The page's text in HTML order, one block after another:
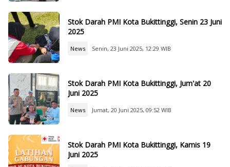
Stok Darah PMI Kota Bukittinggi, Senin 23 Juni
2025
News Senin, 23 Juni 2025, 12:29 WIB
Stok Darah PMI Kota Bukittinggi, Jum'at 20
Juni 2025
News Jumat, 20 Juni 2025, 09:52 WIB
Stok Darah PMI Kota Bukittinggi, Kamis 19
Juni 2025